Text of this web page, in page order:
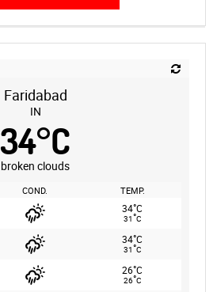
Faridabad
IN
34°C
broken clouds
COND. TEMP.
34°C
31°C
34°C
31°C
26°C
26°C